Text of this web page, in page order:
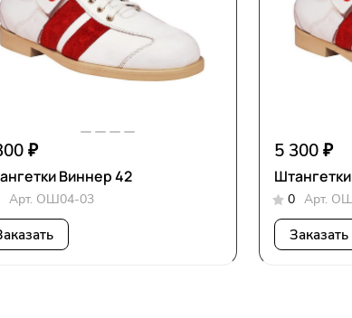
₽
Виннер 42
Арт. ОШ04-03
5 300 ₽
0 Арт.
Заказать